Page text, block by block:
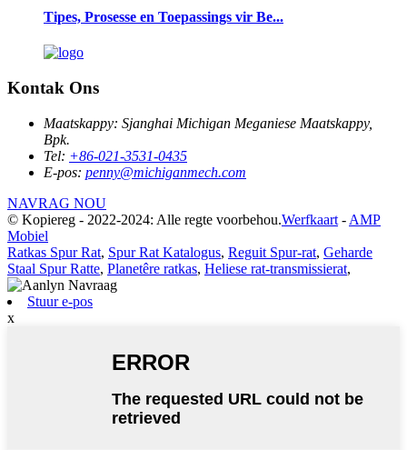
Tipes, Prosesse en Toepassings vir Be...
Kontak Ons
Maatskappy: Sjanghai Michigan Meganiese Maatskappy,
Bpk.
Tel: +86-021-3531-0435
E-pos: penny@michiganmech.com
NAVRAG NOU
© Kopiereg - 2022-2024: Alle regte voorbehou.Werfkaart - AMP
Mobiel
Ratkas Spur Rat, Spur Rat Katalogus, Reguit Spur-rat, Geharde
Staal Spur Ratte, Planetêre ratkas, Heliese rat-transmissierat,
Stuur e-pos
x